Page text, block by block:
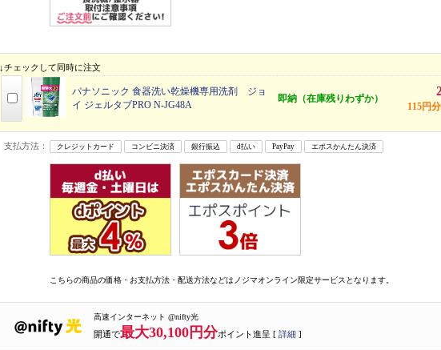
↓チェックして同時に注文
パナソニック 食器洗い乾燥機専用洗剤 ジョ
イ ジェルタブPRO N-JG48A
即納（在庫残りわずか）
115円
支払方法： クレジットカード コンビニ決済 銀行振込 d払い PayPay エポスかんたん決済
こちらの商品の価格・お支払方法・配送方法などはノジマオンライン限定サービスとなります。
高速インターネット @nifty光
開通で最大30,100円分ポイント進呈 [ 詳細 ]